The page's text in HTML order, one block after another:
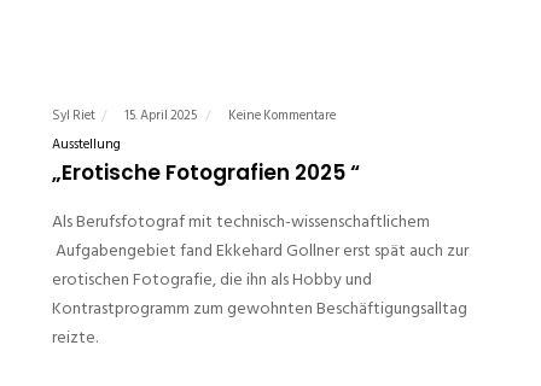
Syl Riet 15. April 2025
Keine Kommentare
Ausstellung
„Erotische Fotografien 2025 “
Als Berufsfotograf mit technisch-wissenschaftlichem
Aufgabengebiet fand Ekkehard Gollner erst spät auch zur
erotischen Fotografie, die ihn als Hobby und
Kontrastprogramm zum gewohnten Beschäftigungsalltag
reizte.